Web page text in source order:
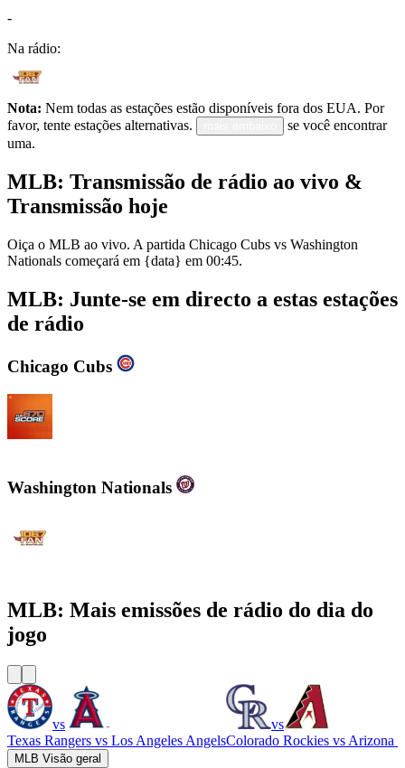
-
Na rádio:
Nota: Nem todas as estações estão disponíveis fora dos EUA. Por
favor, tente estações alternativas.
se você encontrar
uma.
MLB: Transmissão de rádio ao vivo &
Transmissão hoje
Oiça o MLB ao vivo. A partida Chicago Cubs vs Washington
Nationals começará em {data} em 00:45.
MLB: Junte-se em directo a estas estações
de rádio
Chicago Cubs
Washington Nationals
MLB: Mais emissões de rádio do dia do
jogo
vs
Texas Rangers vs Los Angeles Angels
vs
Colorado Rockies vs Arizona
MLB Visão geral